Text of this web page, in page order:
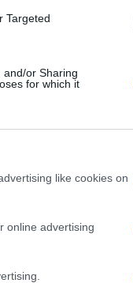
Targeted
and/or Sharing
for which it
like cookies on
online advertising
το